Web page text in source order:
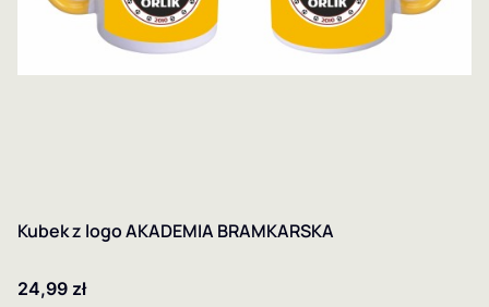
Kubek z logo AKADEMIA BRAMKARSKA
Cena
24,99 zł